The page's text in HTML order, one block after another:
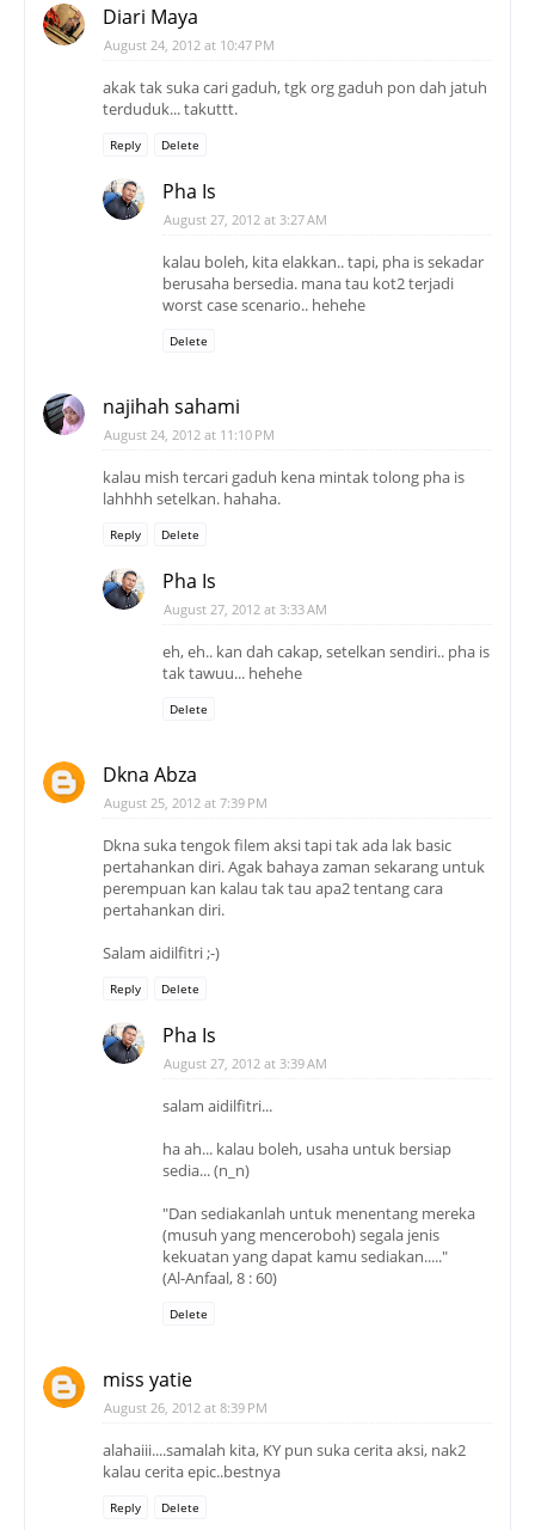
Diari Maya
August 24, 2012 at 10:47 PM
akak tak suka cari gaduh, tgk org gaduh pon dah jatuh
terduduk... takuttt.
Reply Delete
Pha Is
August 27, 2012 at 3:27 AM
kalau boleh, kita elakkan.. tapi, pha is sekadar
berusaha bersedia. mana tau kot2 terjadi
worst case scenario.. hehehe
Delete
najihah sahami
August 24, 2012 at 11:10 PM
kalau mish tercari gaduh kena mintak tolong pha is
lahhhh setelkan. hahaha.
Reply Delete
Pha Is
August 27, 2012 at 3:33 AM
eh, eh.. kan dah cakap, setelkan sendiri.. pha is
tak tawuu... hehehe
Delete
Dkna Abza
August 25, 2012 at 7:39 PM
Dkna suka tengok filem aksi tapi tak ada lak basic
pertahankan diri. Agak bahaya zaman sekarang untuk
perempuan kan kalau tak tau apa2 tentang cara
pertahankan diri.
Salam aidilfitri ;-)
Reply Delete
Pha Is
August 27, 2012 at 3:39 AM
salam aidilfitri...
ha ah... kalau boleh, usaha untuk bersiap
sedia... (n_n)
"Dan sediakanlah untuk menentang mereka
(musuh yang menceroboh) segala jenis
kekuatan yang dapat kamu sediakan....."
(Al-Anfaal, 8 : 60)
Delete
miss yatie
August 26, 2012 at 8:39 PM
alahaiii....samalah kita, KY pun suka cerita aksi, nak2
kalau cerita epic..bestnya
Reply Delete